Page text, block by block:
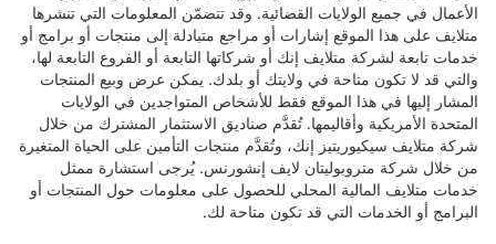
الأعمال في جميع الولايات القضائية. وقد تتضمّن المعلومات التي تنشرها
متلايف على هذا الموقع إشارات أو مراجع متبادلة إلى منتجات أو برامج أو
خدمات تابعة لشركة متلايف إنك أو شركاتها التابعة أو الفروع التابعة لها،
والتي قد لا تكون متاحة في ولايتك أو بلدك. يمكن عرض وبيع المنتجات
المشار إليها في هذا الموقع فقط للأشخاص المتواجدين في الولايات
المتحدة الأمريكية وأقاليمها. تُقدَّم صناديق الاستثمار المشترك من خلال
شركة متلايف سيكيوريتيز إنك، وتُقدَّم منتجات التأمين على الحياة المتغيرة
من خلال شركة متروبوليتان لايف إنشورنس. يُرجى استشارة ممثل
خدمات متلايف المالية المحلي للحصول على معلومات حول المنتجات أو
البرامج أو الخدمات التي قد تكون متاحة لك.